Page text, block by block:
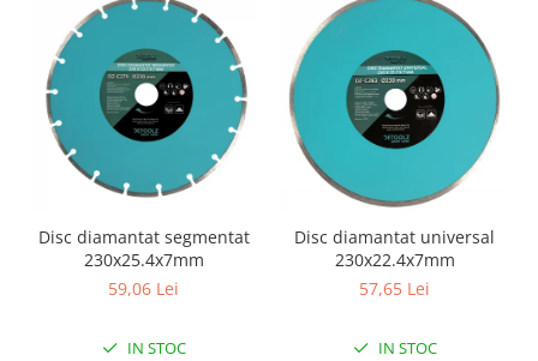
Teascuri
Zdrobitoare electrice
Zdrobitoare electrice & manuale
Zdrobitoare manuale
Masini de cusut si accesorii
Articole antidaunatori gradina
Suflante si aspiratoare exterior
Unelte altoit
Disc diamantat segmentat
230x25.4x7mm
59,06 Lei
IN STOC
Disc diamantat universal
230x22.4x7mm
57,65 Lei
IN STOC